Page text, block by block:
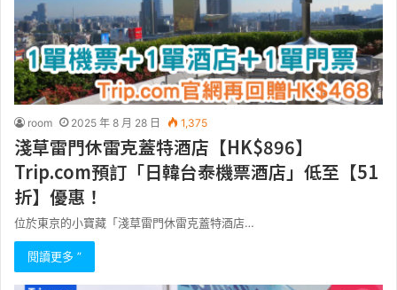
room 2025 年 8 月 28 日 1,375
淺草雷門休雷克蓋特酒店【HK$896】
Trip.com預訂「日韓台泰機票酒店」低至【51
折】優惠！
位於東京的小寶藏「淺草雷門休雷克蓋特酒店…
閱讀更多 ”